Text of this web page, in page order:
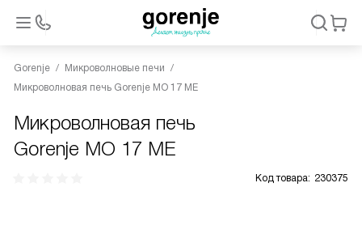
Gorenje
Микроволновые печи
Микроволновая печь Gorenje MO 17 ME
Микроволновая печь
Gorenje MO 17 ME
Код товара: 230375